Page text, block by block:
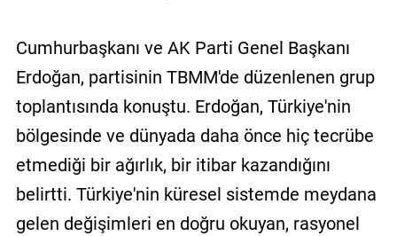
Cumhurbaşkanı ve AK Parti Genel Başkanı
Erdoğan, partisinin TBMM'de düzenlenen grup
toplantısında konuştu. Erdoğan, Türkiye'nin
bölgesinde ve dünyada daha önce hiç tecrübe
etmediği bir ağırlık, bir itibar kazandığını
belirtti. Türkiye'nin küresel sistemde meydana
gelen değişimleri en doğru okuyan, rasyonel